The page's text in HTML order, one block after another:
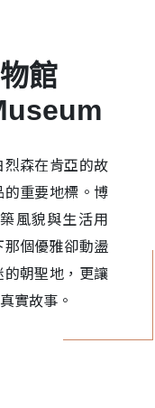
館
森在肯亞的故
重要地標。博
風貌與生活用
個優雅卻動盪
朝聖地，更讓
實故事。